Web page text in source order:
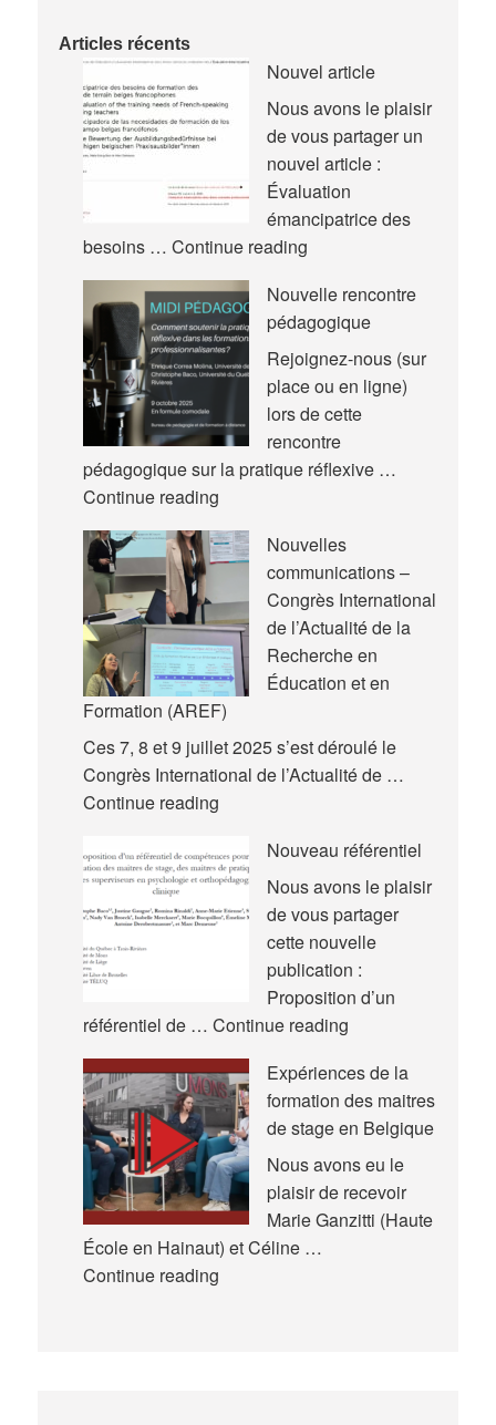
Articles récents
Nouvel article
Nous avons le plaisir
de vous partager un
nouvel article :
Évaluation
émancipatrice des
besoins … Continue readingNouvel
Nouvelle rencontre
pédagogique
Rejoignez-nous (sur
place ou en ligne)
lors de cette
rencontre
pédagogique sur la pratique réflexive …
Continue readingNouvelle
pédagogique
Nouvelles
communications –
Congrès International
de l’Actualité de la
Recherche en
Éducation et en
Formation (AREF)
Ces 7, 8 et 9 juillet 2025 s’est déroulé le
Congrès International de l’Actualité de …
Continue readingNouvelles
–
Congrès
International
l’Actualité
la
en
Éducation
et
en
Formation
(AREF)
Nouveau référentiel
Nous avons le plaisir
de vous partager
cette nouvelle
publication :
Proposition d’un
référentiel de … Continue readingNouveau
Expériences de la
formation des maitres
de stage en Belgique
Nous avons eu le
plaisir de recevoir
Marie Ganzitti (Haute
École en Hainaut) et Céline …
Continue readingExpériences